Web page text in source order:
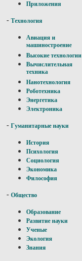
Приложения
- Технология
Авиация и
машиностроение
Высокие технологии
Вычислительная
техника
Нанотехнология
Роботехника
Энергетика
Электроника
- Гуманитарные науки
История
Психология
Социология
Экономика
Философия
- Общество
Образование
Развитие науки
Ученые
Экология
Знания